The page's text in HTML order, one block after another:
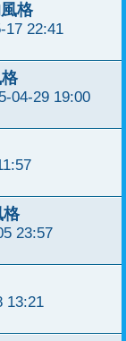
格
17 22:41
04-29 19:00
格
23:57
13:21